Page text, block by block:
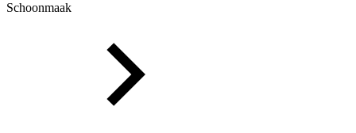
Schoonmaak